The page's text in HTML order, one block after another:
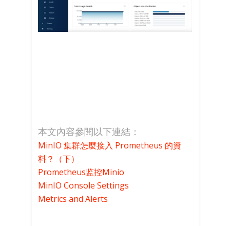
本文內容參閱以下連結：
MinIO 集群怎麼接入 Prometheus 的資
料？（下）
Prometheus监控Minio
MinIO Console Settings
Metrics and Alerts